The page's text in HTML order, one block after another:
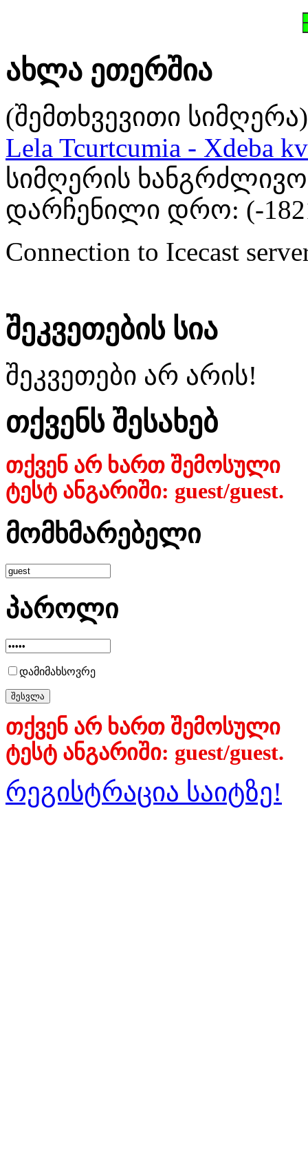
ახლა ეთერშია
(შემთხვევითი სიმღერა)
Lela Tcurtcumia - Xdeba
სიმღერის
დარჩენილი დრო: (-
Connection to Icecast
შეკვეთების სია
შეკვეთები არ არის!
თქვენს შესახებ
თქვენ არ ხართ შემოსული
ტესტ ანგარიში: guest/guest.
მომხმარებელი
პაროლი
დამიმახსოვრე
თქვენ არ ხართ შემოსული
ტესტ ანგარიში: guest/guest.
რეგისტრაცია საიტზე!